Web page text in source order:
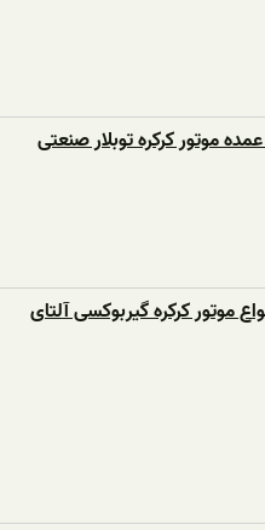
موتور کرکره توبلار صنعتی
موتور کرکره گیربوکسی آلتای